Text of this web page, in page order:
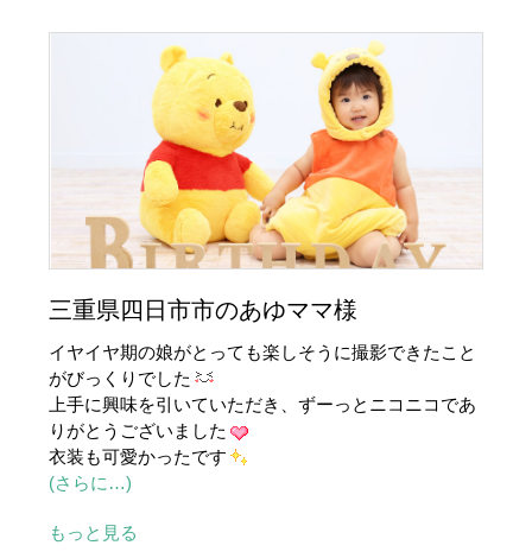
三重県四日市市のあゆママ様
イヤイヤ期の娘がとっても楽しそうに撮影できたこと
がびっくりでした
上手に興味を引いていただき、ずーっとニコニコであ
りがとうございました
衣装も可愛かったです
(さらに…)
もっと見る